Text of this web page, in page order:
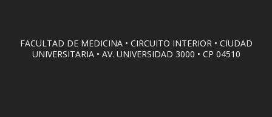
FACULTAD DE MEDICINA • CIRCUITO INTERIOR • CIUDAD
UNIVERSITARIA • AV. UNIVERSIDAD 3000 • CP 04510